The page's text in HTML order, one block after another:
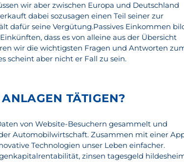
wir aber zwischen Europa und Deutschland
dabei sozusagen einen Teil seiner zur
dafür seine Vergütung.Passives Einkommen
dass es von alleine aus der Übersicht
wir die wichtigsten Fragen und Antworten
scheint aber nicht er Fall zu sein.
TÄTIGEN?
von Website-Besuchern gesammelt und
Automobilwirtschaft. Zusammen mit einer
Technologien unser Leben einfacher.
zinsen tagesgeld